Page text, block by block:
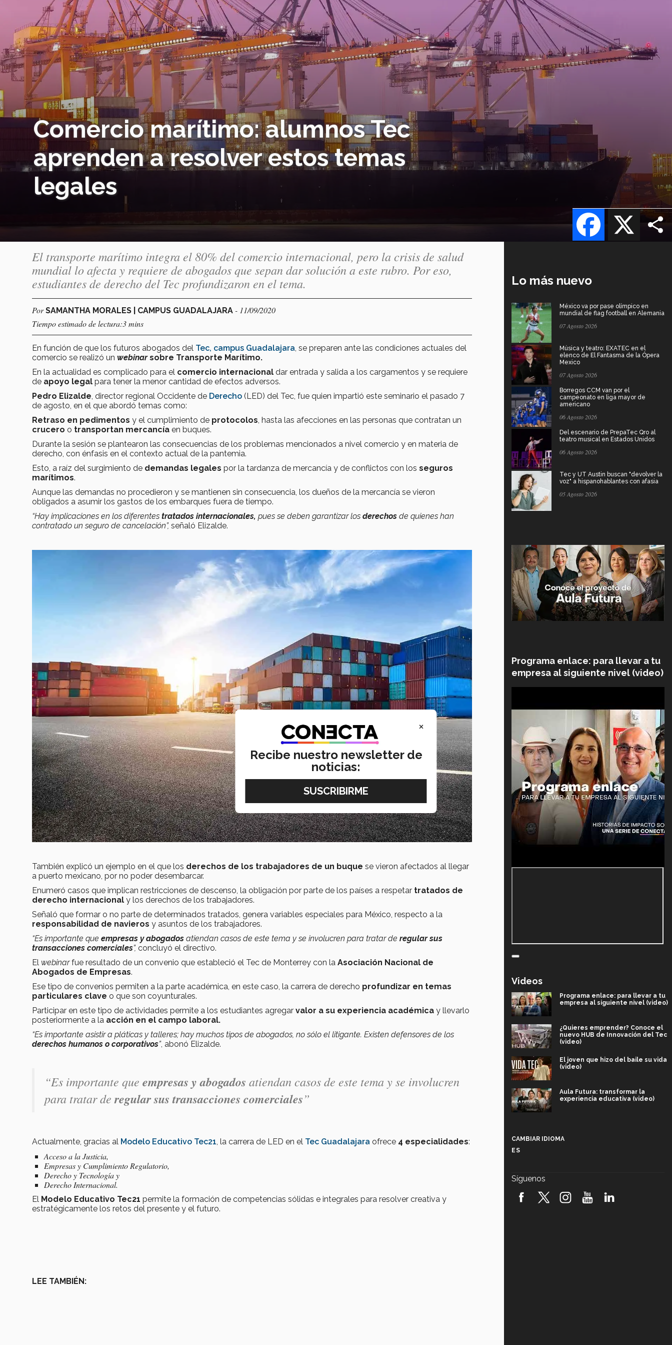
Comercio marítimo: alumnos Tec
aprenden a resolver estos temas
legales
X
Facebook
El transporte marítimo integra el 80% del comercio internacional, pero la crisis de salud
mundial lo afecta y requiere de abogados que sepan dar solución a este rubro. Por eso,
estudiantes de derecho del Tec profundizaron en el tema.
PorSAMANTHA MORALES | CAMPUS GUADALAJARA - 11/09/2020
Tiempo estimado de lectura:3 mins
En función de que los futuros abogados del Tec, campus Guadalajara , se preparen ante las condiciones actuales del
comercio se realizó un webinarsobre Transporte Marítimo.
En la actualidad es complicado para el comercio internacional dar entrada y salida a los cargamentos y se requiere
de apoyo legal para tener la menor cantidad de efectos adversos.
Pedro Elizalde , director regional Occidente de Derecho (LED) del Tec, fue quien impartió este seminario el pasado 7
de agosto, en el que abordó temas como:
Retraso en pedimentos y el cumplimiento de protocolos , hasta las afecciones en las personas que contratan un
crucero o transportan mercancía en buques.
Durante la sesión se plantearon las consecuencias de los problemas mencionados a nivel comercio y en materia de
derecho, con énfasis en el contexto actual de la pantemia.
Esto, a raíz del surgimiento de demandas legales por la tardanza de mercancía y de conflictos con los seguros
marítimos.
Aunque las demandas no procedieron y se mantienen sin consecuencia, los dueños de la mercancía se vieron
obligados a asumir los gastos de los embarques fuera de tiempo.
“Hay implicaciones en los diferentes tratados internacionales, pues se deben garantizar los derechos de quienes han
contratado un seguro de cancelación”, señaló Elizalde.
También explicó un ejemplo en el que los derechos de los trabajadores de un buque se vieron afectados al llegar
a puerto mexicano, por no poder desembarcar.
Enumeró casos que implican restricciones de descenso, la obligación por parte de los países a respetar tratados de
derecho internacional y los derechos de los trabajadores.
Señaló que formar o no parte de determinados tratados, genera variables especiales para México, respecto a la
responsabilidad de navieros y asuntos de los trabajadores.
“Es importante que empresas y abogados atiendan casos de este tema y se involucren para tratar de regular sus
transacciones comerciales”, concluyó el directivo.
El webinarfue resultado de un convenio que estableció el Tec de Monterrey con la Asociación Nacional de
Abogados de Empresas.
Ese tipo de convenios permiten a la parte académica, en este caso, la carrera de derecho profundizar en temas
particulares clave o que son coyunturales.
Participar en este tipo de actividades permite a los estudiantes agregar valor a su experiencia académica y llevarlo
posteriormente a la acción en el campo laboral.
“Es importante asistir a pláticas y talleres; hay muchos tipos de abogados, no sólo el litigante. Existen defensores de los
derechos humanos o corporativos”, abonó Elizalde.
“Es importante que empresas y abogados atiendan casos de este tema y se involucren
para tratar de regular sus transacciones comerciales”
Actualmente, gracias al Modelo Educativo Tec21, la carrera de LED en el Tec Guadalajara ofrece 4 especialidades:
Acceso a la Justicia,
Empresas y Cumplimiento Regulatorio,
Derecho y Tecnología y
Derecho Internacional.
El Modelo Educativo Tec21 permite la formación de competencias sólidas e integrales para resolver creativa y
estratégicamente los retos del presente y el futuro.
LEE TAMBIÉN:
Lo más nuevo
México va por pase olímpico en
mundial de flag football en Alemania
07 Agosto 2026
Música y teatro: EXATEC en el
elenco de El Fantasma de la Ópera
Mexico
07 Agosto 2026
Borregos CCM van por el
campeonato en liga mayor de
americano
06 Agosto 2026
Del escenario de PrepaTec Qro al
teatro musical en Estados Unidos
06 Agosto 2026
Tec y UT Austin buscan "devolver la
voz" a hispanohablantes con afasia
05 Agosto 2026
Programa enlace: para llevar a tu
empresa al siguiente nivel (video)
Videos
Programa enlace: para llevar a tu
empresa al siguiente nivel (video)
¿Quieres emprender? Conoce el
nuevo HUB de Innovación del Tec
(video)
El joven que hizo del baile su vida
(video)
Aula Futura: transformar la
experiencia educativa (video)
robótica FIRST 2026! (video)
CAMBIAR IDIOMA
ES
Síguenos
×
Recibe nuestro newsletter de
noticias: